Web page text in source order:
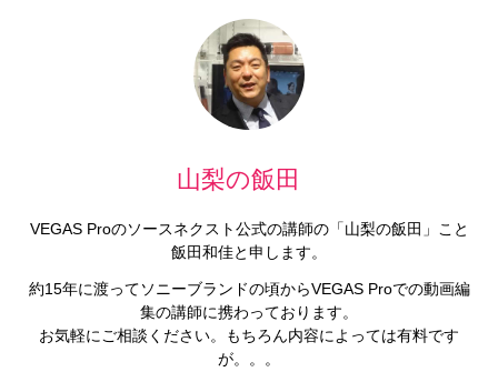
山梨の飯田
VEGAS Proのソースネクスト公式の講師の「山梨の飯田」こと
飯田和佳と申します。
約15年に渡ってソニーブランドの頃からVEGAS Proでの動画編
集の講師に携わっております。
お気軽にご相談ください。もちろん内容によっては有料です
が。。。